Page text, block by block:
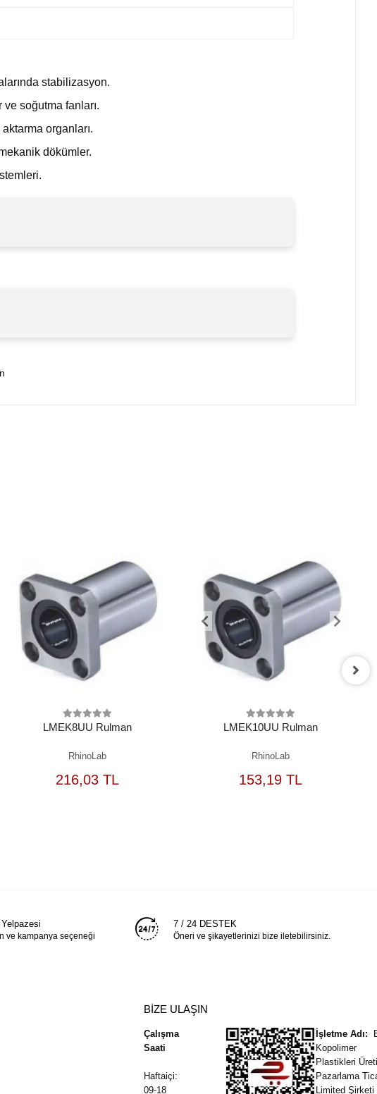
stabilizasyon.
soğutma fanları.
organları.
dökümler.
LMEK8UU Rulman
RhinoLab
216,03 TLSEPETE
EKLE
LMEK10UU Rulman
RhinoLab
153,19 TLSEPETE
EKLE
ve kampanya seçeneği
7 / 24 DESTEK
Öneri ve şikayetlerinizi bize iletebilirsiniz.
BİZE ULAŞIN
Çalışma
Saati
Haftaiçi:
09-18
İşletme Adı:
Kopolimer
Plastikleri
Pazarlama
Limited Şirketi